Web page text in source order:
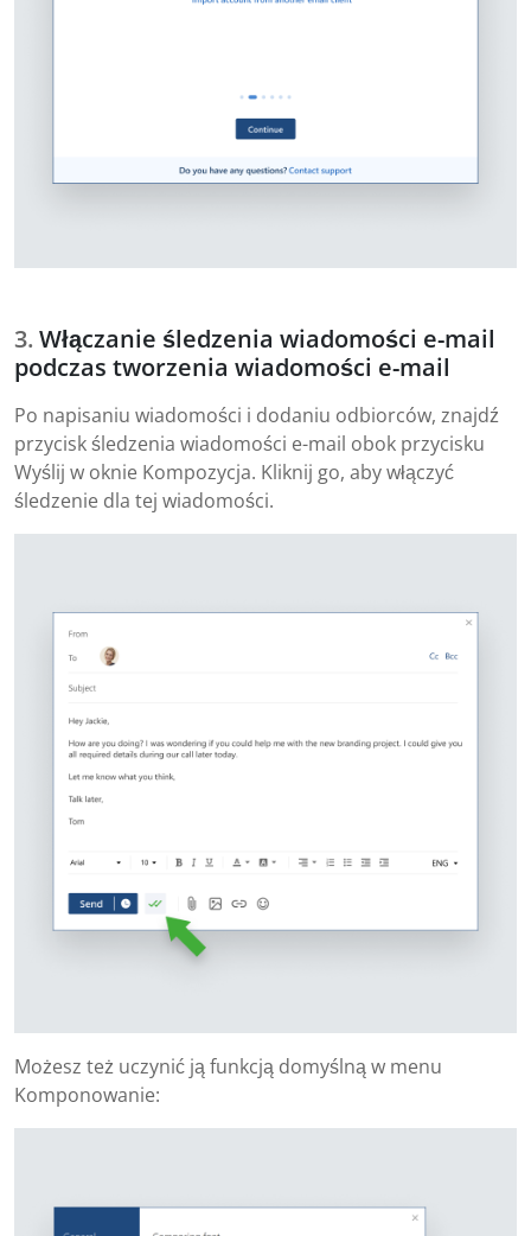
Włączanie śledzenia wiadomości e-mail
podczas tworzenia wiadomości e-mail
Po napisaniu wiadomości i dodaniu odbiorców, znajdź
przycisk śledzenia wiadomości e-mail obok przycisku
Wyślij w oknie Kompozycja. Kliknij go, aby włączyć
śledzenie dla tej wiadomości.
Możesz też uczynić ją funkcją domyślną w menu
Komponowanie: